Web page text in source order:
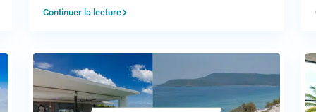
Continuer la lecture